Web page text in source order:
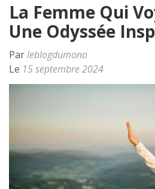
La Femme Qui
Une Odyssée
Parleblogdumono
Le 15 septembre 2024